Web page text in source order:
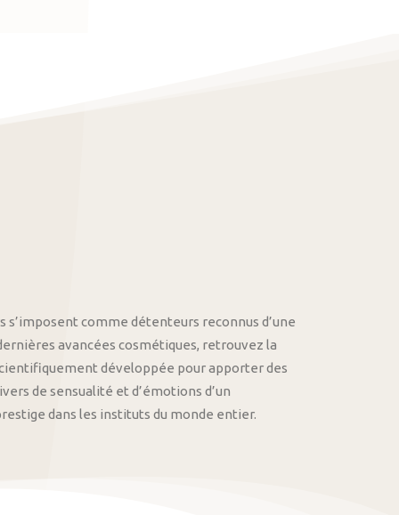
s’imposent comme détenteurs reconnus d’une
avancées cosmétiques, retrouvez la
développée pour apporter des
de sensualité et d’émotions d’un
dans les instituts du monde entier.